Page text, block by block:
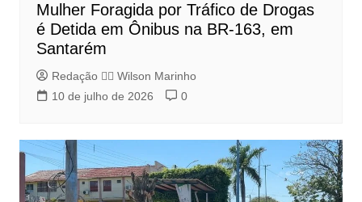
Mulher Foragida por Tráfico de Drogas
é Detida em Ônibus na BR-163, em
Santarém
Redação 👨‍⚖️​ Wilson Marinho
10 de julho de 2026
0